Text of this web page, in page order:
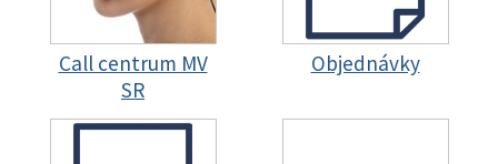
Call centrum MV
SR
Objednávky